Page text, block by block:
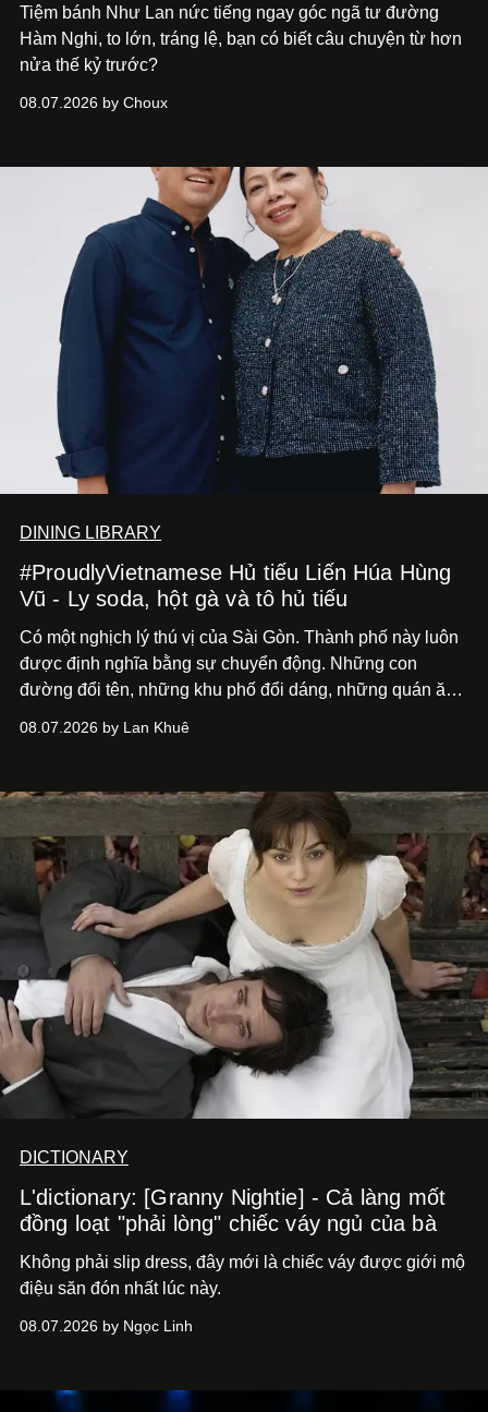
Tiệm bánh Như Lan nức tiếng ngay góc ngã tư đường
Hàm Nghi, to lớn, tráng lệ, bạn có biết câu chuyện từ hơn
nửa thế kỷ trước?
08.07.2026 by Choux
DINING LIBRARY
#ProudlyVietnamese Hủ tiếu Liến Húa Hùng
Vũ - Ly soda, hột gà và tô hủ tiếu
Có một nghịch lý thú vị của Sài Gòn. Thành phố này luôn
được định nghĩa bằng sự chuyển động. Những con
đường đổi tên, những khu phố đổi dáng, những quán ăn
nói về cái mới, về xu hướng tiếp theo, về những điều
08.07.2026 by Lan Khuê
DICTIONARY
L'dictionary: [Granny Nightie] - Cả làng mốt
đồng loạt "phải lòng" chiếc váy ngủ của bà
Không phải slip dress, đây mới là chiếc váy được giới mộ
điệu săn đón nhất lúc này.
08.07.2026 by Ngọc Linh